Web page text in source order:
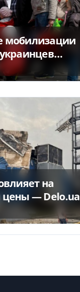
мобилизации
на
защиту в ЕС
на
цены — Delo.ua